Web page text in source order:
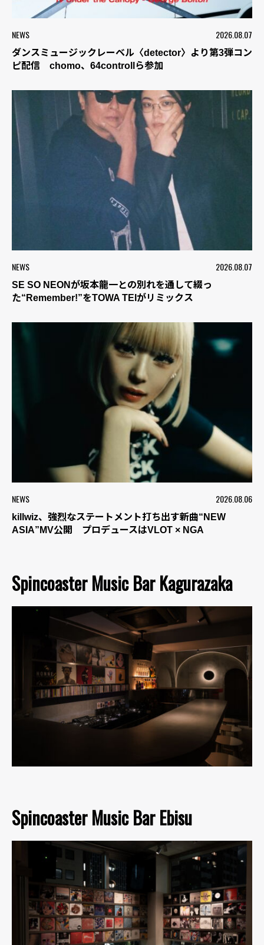
NEWS 2026.08.07
ダンスミュージックレーベル〈detector〉より第3弾コン
ピ配信 chomo、64controllら参加
NEWS 2026.08.07
SE SO NEONが坂本龍一との別れを通して綴っ
た“Remember!”をTOWA TEIがリミックス
NEWS 2026.08.06
killwiz、強烈なステートメント打ち出す新曲“NEW
ASIA”MV公開 プロデュースはVLOT × NGA
Spincoaster Music Bar Kagurazaka
Spincoaster Music Bar Ebisu